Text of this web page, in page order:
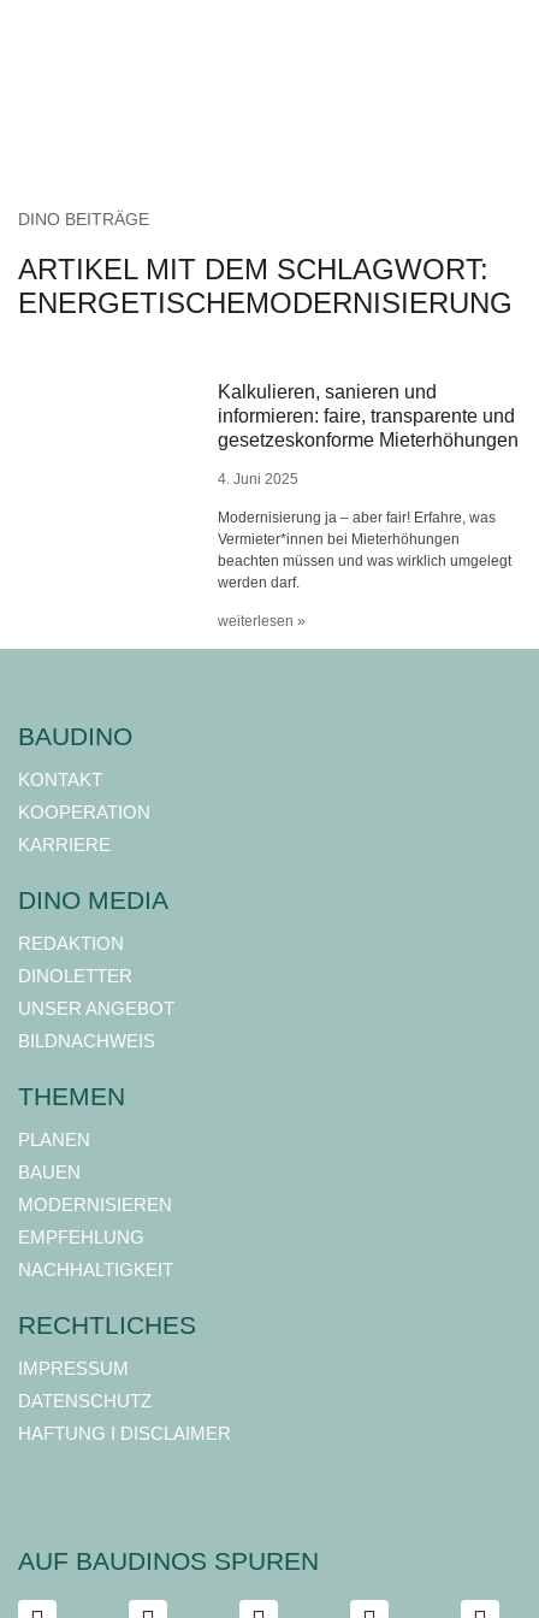
DINO BEITRÄGE
ARTIKEL MIT DEM SCHLAGWORT:
ENERGETISCHEMODERNISIERUNG
Kalkulieren, sanieren und
informieren: faire, transparente und
gesetzeskonforme Mieterhöhungen
4. Juni 2025
Modernisierung ja – aber fair! Erfahre, was
Vermieter*innen bei Mieterhöhungen
beachten müssen und was wirklich umgelegt
werden darf.
weiterlesen »
BAUDINO
KONTAKT
KOOPERATION
KARRIERE
DINO MEDIA
REDAKTION
DINOLETTER
UNSER ANGEBOT
BILDNACHWEIS
THEMEN
PLANEN
BAUEN
MODERNISIEREN
EMPFEHLUNG
NACHHALTIGKEIT
RECHTLICHES
IMPRESSUM
DATENSCHUTZ
HAFTUNG I DISCLAIMER
AUF BAUDINOS SPUREN